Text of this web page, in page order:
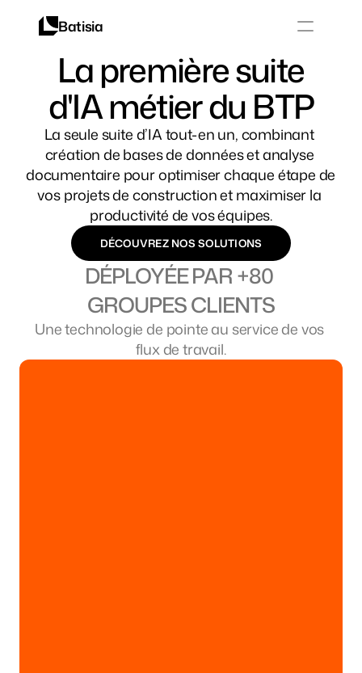
Batisia
Solutions
Sécurité
Sécurité
Carrières
Select Language
RÉSERVEZ VOTRE DÉMO
La première suite
d'IA métier du BTP
La seule suite d’IA tout-en un, combinant
création de bases de données et analyse
documentaire pour optimiser chaque étape de
vos projets de construction et maximiser la
productivité de vos équipes.
DÉCOUVREZ NOS SOLUTIONS
DÉPLOYÉE PAR +80
GROUPES CLIENTS
Une technologie de pointe au service de vos
flux de travail.